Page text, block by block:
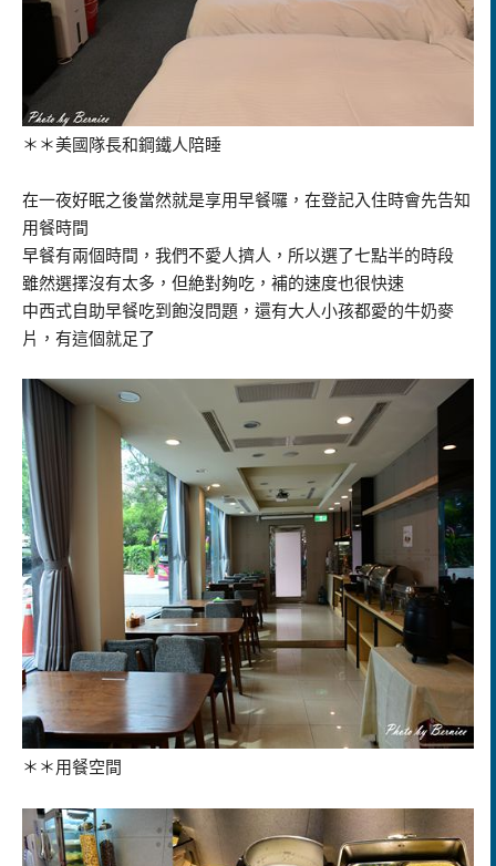
＊＊美國隊長和鋼鐵人陪睡
在一夜好眠之後當然就是享用早餐囉，在登記入住時會先告知
用餐時間
早餐有兩個時間，我們不愛人擠人，所以選了七點半的時段
雖然選擇沒有太多，但絶對夠吃，補的速度也很快速
中西式自助早餐吃到飽沒問題，還有大人小孩都愛的牛奶麥
片，有這個就足了
＊＊用餐空間